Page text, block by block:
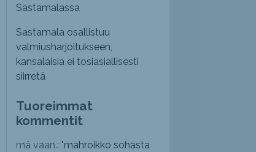
Sastamalassa
Sastamala osallistuu
valmiusharjoitukseen,
kansalaisia ei tosiasiallisesti
siirretä
Tuoreimmat
kommentit
mä vaan.: "mahroikko sohasta